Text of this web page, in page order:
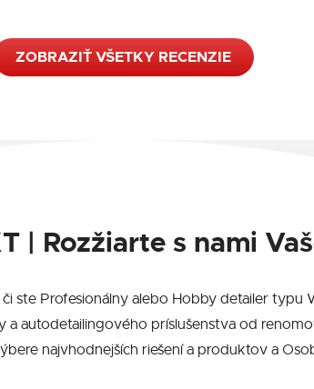
ZOBRAZIŤ VŠETKY RECENZIE
| Rozžiarte s nami
ste Profesionálny alebo Hobby detailer
autodetailingového príslušenstva od
najvhodnejších riešení a produktov a